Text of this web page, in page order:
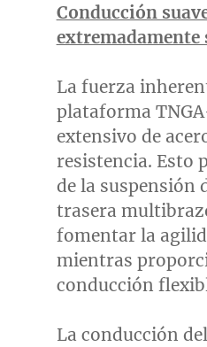
Conducción
extremadamente
La fuerza
plataforma
extensivo de
resistencia. Esto
de la suspensión
trasera
fomentar la
mientras
conducción
La conducción